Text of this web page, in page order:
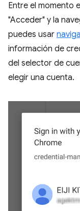
Entre el momento
"Acceder" y la
puedes usar
información de
del selector de
elegir una cuenta.